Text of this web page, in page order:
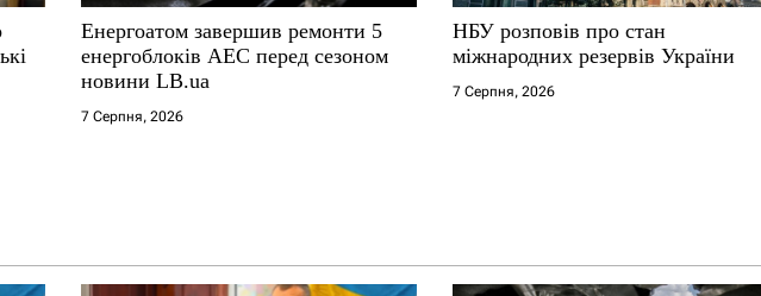
Енергоатом завершив ремонти 5
енергоблоків АЕС перед сезоном
новини LB.ua
7 Серпня, 2026
НБУ розповів про стан
міжнародних резервів України
7 Серпня, 2026